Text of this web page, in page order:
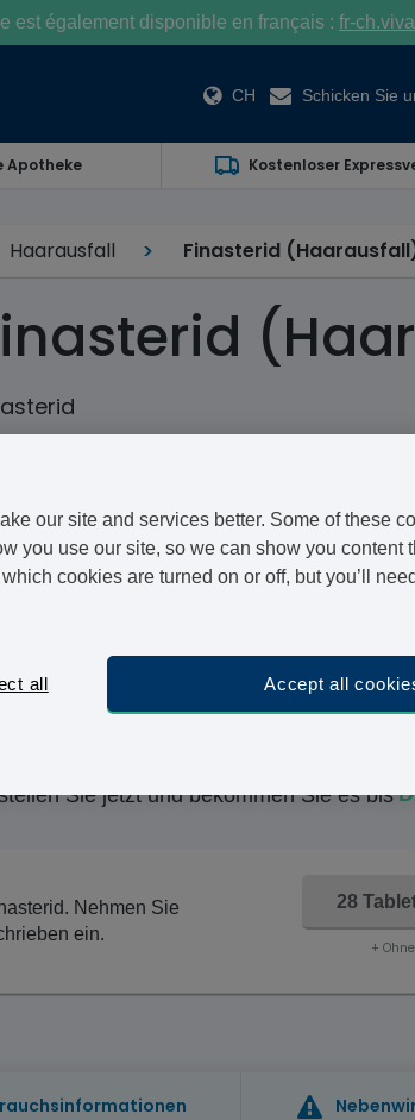
est également disponible en français : fr-
CH Schicken Sie
Apotheke Kostenloser
Haarausfall Finasterid
1 mg ist ein Medikament zur
bei Vivami.co können Sie Finasterid online
medizinischen Fragebogen ausfüllen, welcher
erhalten Sie Ihre Bestellung von
Werktag.
diesem Medikament handelt es sich um ein
Sie jetzt und bekommen Sie es bis
Nehmen Sie
ein.
28
+
our site and services better. Some of these
you use our site, so we can show you content
cookies are turned on or off, but you’ll
all Accept all